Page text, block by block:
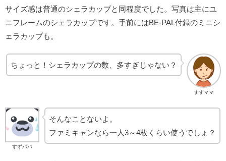
サイズ感は普通のシェラカップと同程度でした。写真は主にユ
ニフレームのシェラカップです。手前にはBE-PAL付録のミニシ
ェラカップも。
すずママ
ちょっと！シェラカップの数、多すぎじゃない？
すずパパ
そんなことないよ。
ファミキャンなら一人3～4枚くらい使うでしょ？